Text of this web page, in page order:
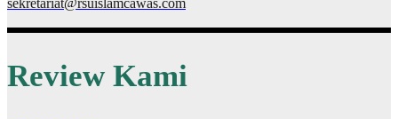
sekretariat@rsuislamcawas.com
Review Kami